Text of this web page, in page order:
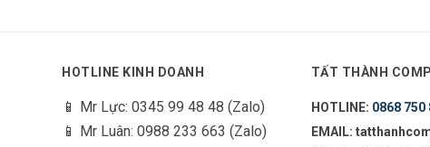
HOTLINE KINH DOANH
📱 Mr Lực: 0345 99 48 48 (Zalo)
📱 Mr Luân: 0988 233 663 (Zalo)
TẤT THÀNH
HOTLINE: 0868 750
EMAIL: